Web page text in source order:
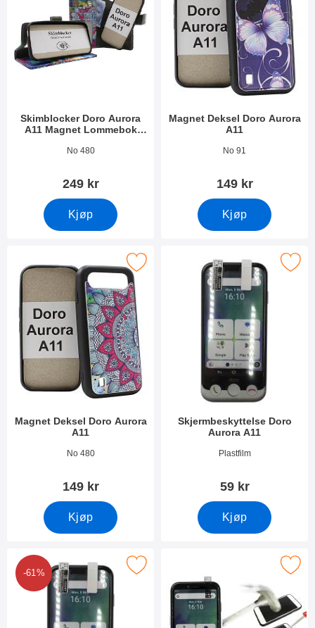
Skimblocker Doro Aurora
A11 Magnet Lommebok
Varenummer 53463
No 480
249 kr
Kjøp
Magnet Deksel Doro Aurora
A11
Varenummer 53464
No 91
149 kr
Kjøp
Magnet Deksel Doro Aurora
A11
Varenummer 53465
No 480
149 kr
Kjøp
Merk magnet Deksel Doro Aurora A11 som favoritt
Skjermbeskyttelse Doro
Aurora A11
Varenummer 53726
Plastfilm
59 kr
Kjøp
Merk skjermbeskyttelse Doro
-61%
6-pakning Skjermbeskyttelse Doro Aurora A11 som favoritt
Merk full Frame Skjermbeskyttelse av